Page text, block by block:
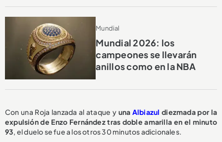
Mundial
Mundial 2026: los
campeones se llevarán
anillos como en la NBA
Con una Roja lanzada al ataque y una Albiazul diezmada por la
expulsión de Enzo Fernández tras doble amarilla en el minuto
93, el duelo se fue a los otros 30 minutos adicionales.